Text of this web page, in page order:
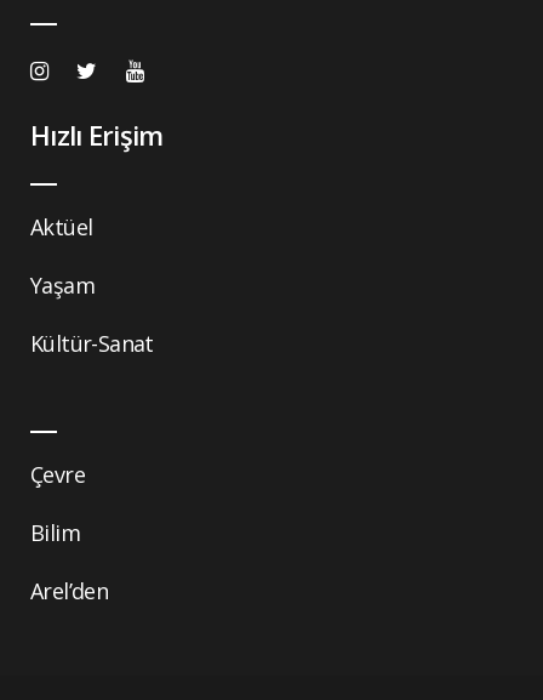
Hızlı Erişim
Aktüel
Yaşam
Kültür-Sanat
Çevre
Bilim
Arel’den